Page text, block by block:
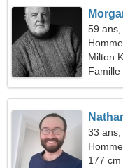
59 ans,
54
Milton
Famille
33
177